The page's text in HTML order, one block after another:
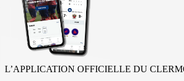
L’APPLICATION OFFICIELLE DU